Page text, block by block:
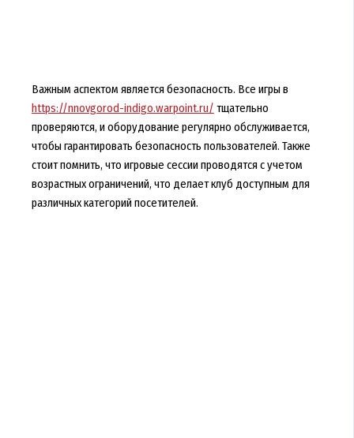
Важным аспектом является безопасность. Все игры в
https://nnovgorod-indigo.warpoint.ru/ тщательно
проверяются, и оборудование регулярно обслуживается,
чтобы гарантировать безопасность пользователей. Также
стоит помнить, что игровые сессии проводятся с учетом
возрастных ограничений, что делает клуб доступным для
различных категорий посетителей.